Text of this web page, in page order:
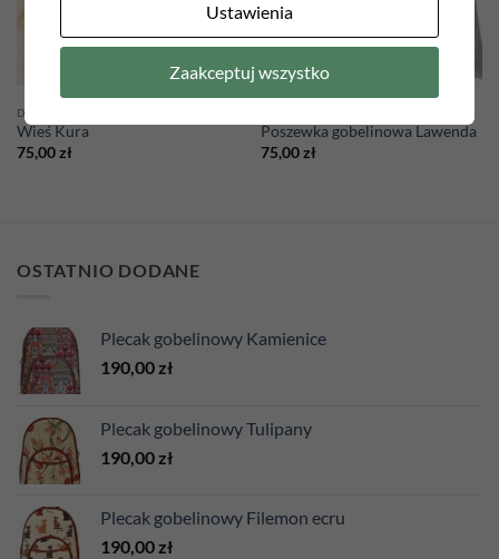
DEKORACJE
Wieś Kura
75,00zł
Poszewka gobelinowa Lawenda
75,00zł
OSTATNIO DODANE
Plecak gobelinowy Kamienice
190,00 zł
Plecak gobelinowy Tulipany
190,00 zł
Plecak gobelinowy Filemon ecru
190,00 zł
Ustawienia
Zaakceptuj wszystko